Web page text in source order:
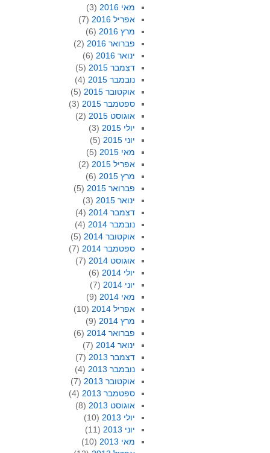
מאי 2016
(3)
אפריל 2016
(7)
מרץ 2016
(6)
פברואר 2016
(2)
ינואר 2016
(6)
דצמבר 2015
(5)
נובמבר 2015
(4)
אוקטובר 2015
(5)
ספטמבר 2015
(3)
אוגוסט 2015
(2)
יולי 2015
(3)
יוני 2015
(5)
מאי 2015
(5)
אפריל 2015
(2)
מרץ 2015
(6)
פברואר 2015
(5)
ינואר 2015
(3)
דצמבר 2014
(4)
נובמבר 2014
(4)
אוקטובר 2014
(5)
ספטמבר 2014
(7)
אוגוסט 2014
(7)
יולי 2014
(6)
יוני 2014
(7)
מאי 2014
(9)
אפריל 2014
(10)
מרץ 2014
(9)
פברואר 2014
(6)
ינואר 2014
(7)
דצמבר 2013
(7)
נובמבר 2013
(4)
אוקטובר 2013
(7)
ספטמבר 2013
(4)
אוגוסט 2013
(8)
יולי 2013
(10)
יוני 2013
(11)
מאי 2013
(10)